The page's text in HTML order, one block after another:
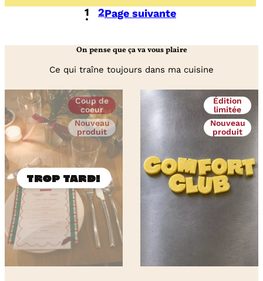
crevettes
et
1 2Page suivante
On pense que ça va vous plaire
Ce qui traîne toujours dans ma cuisine
Coup de
coeur
Nouveau
produit
Édition
limitée
Nouveau
produit